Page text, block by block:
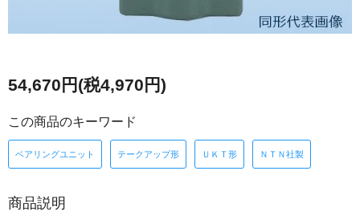
54,670円(税4,970円)
この商品のキーワード
ベアリングユニット テークアップ形 ＵＫＴ形 ＮＴＮ社製
商品説明